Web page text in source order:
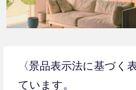
〈景品表示法に基づ
ています。